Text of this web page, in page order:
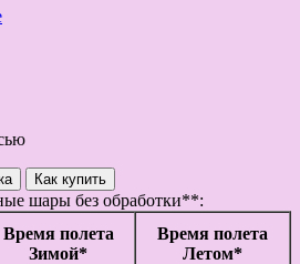
Как купить
шары без обработки**:
Время полета
Зимой*
Время полета
Летом*